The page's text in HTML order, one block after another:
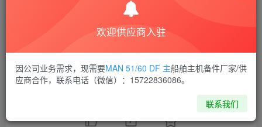
欢迎供应商入驻
因公司业务需求，现需要MAN 51/60 DF 主船舶主机备件厂家/供
应商合作，联系电话（微信）：15722836086。
联系我们